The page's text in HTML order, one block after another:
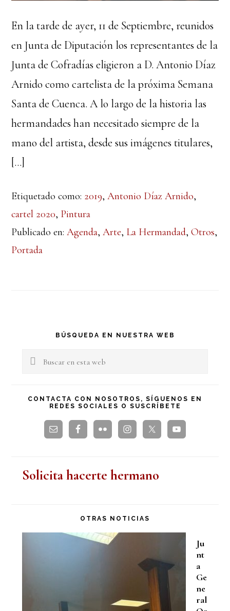
En la tarde de ayer, 11 de Septiembre, reunidos
en Junta de Diputación los representantes de la
Junta de Cofradías eligieron a D. Antonio Díaz
Arnido como cartelista de la próxima Semana
Santa de Cuenca. A lo largo de la historia las
hermandades han necesitado siempre de la
mano del artista, desde sus imágenes titulares,
[…]
Etiquetado como: 2019,Antonio Díaz Arnido,
cartel 2020, Pintura
Publicado en:Agenda,Arte, La Hermandad,Otros,
Portada
Barra
lateral
BÚSQUEDA EN NUESTRA WEB
Buscar
esta
CONTACTA CON NOSOTROS, SÍGUENOS EN
REDES SOCIALES O SUSCRÍBETE
Solicita hacerte hermano
OTRAS NOTICIAS
Ju
nt
a
Ge
ne
ral